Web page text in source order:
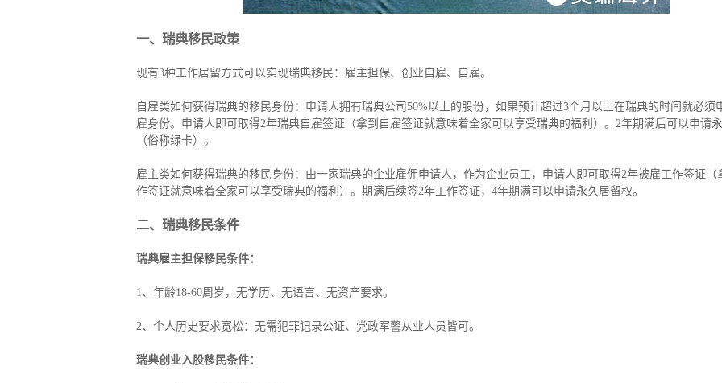
一、瑞典移民政策
现有3种工作居留方式可以实现瑞典移民：雇主担保、创业自雇、自雇。
自雇类如何获得瑞典的移民身份：申请人拥有瑞典公司50%以上的股份，如果预计超过3个月以上在瑞典的时间就必须
雇身份。申请人即可取得2年瑞典自雇签证（拿到自雇签证就意味着全家可以享受瑞典的福利）。2年期满后可以申请
（俗称绿卡）。
雇主类如何获得瑞典的移民身份：由一家瑞典的企业雇佣申请人，作为企业员工，申请人即可取得2年被雇工作签证（
作签证就意味着全家可以享受瑞典的福利）。期满后续签2年工作签证，4年期满可以申请永久居留权。
二、瑞典移民条件
瑞典雇主担保移民条件：
1、年龄18-60周岁，无学历、无语言、无资产要求。
2、个人历史要求宽松：无需犯罪记录公证、党政军警从业人员皆可。
瑞典创业入股移民条件：